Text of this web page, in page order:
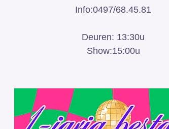
Info:0497/68.45.81
Deuren: 13:30u